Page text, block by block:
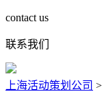
contact us
联系我们
上海活动策划公司 >